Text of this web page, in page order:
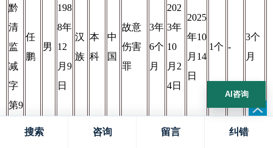
黔
清
监
减
字
第9
任
鹏
男
198
8年
12
月9
日
汉
族
本
科
中
国
故意
伤害
罪
3年
6个
月
202
3年
10
月2
4日
2025
年10
月14
日
1个 -
3个
月
AI咨询
搜索 咨询 留言 纠错